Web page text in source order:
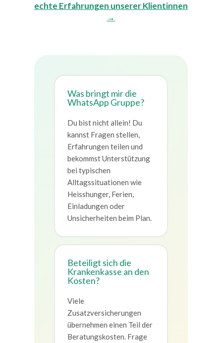
echte Erfahrungen unserer Klientinnen
→
Was bringt mir die
WhatsApp Gruppe?
Du bist nicht allein! Du
kannst Fragen stellen,
Erfahrungen teilen und
bekommst Unterstützung
bei typischen
Alltagssituationen wie
Heisshunger, Ferien,
Einladungen oder
Unsicherheiten beim Plan.
Beteiligt sich die
Krankenkasse an den
Kosten?
Viele
Zusatzversicherungen
übernehmen einen Teil der
Beratungskosten. Frage